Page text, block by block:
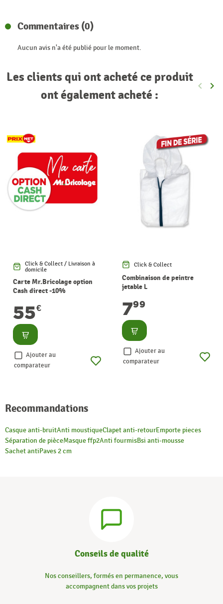
Commentaires (0)
Aucun avis n'a été publié pour le moment.
Les clients qui ont acheté ce produit
ont également acheté :
keyboard_arrow_left keyboard_arrow_right
Click & Collect / Livraison à
domicile
Carte Mr.Bricolage option
Cash direct -10%
55€
Consulter
Ajouter au
comparateur
Click & Collect
Combinaison de peintre
jetable L
799
Consulter
Ajouter au
comparateur
Recommandations
Casque anti-bruitAnti moustiqueClapet anti-retourEmporte pieces
Séparation de pièceMasque ffp2Anti fourmisBsi anti-mousse
Sachet antiPaves 2 cm
Conseils de qualité
Nos conseillers, formés en permanence, vous
accompagnent dans vos projets